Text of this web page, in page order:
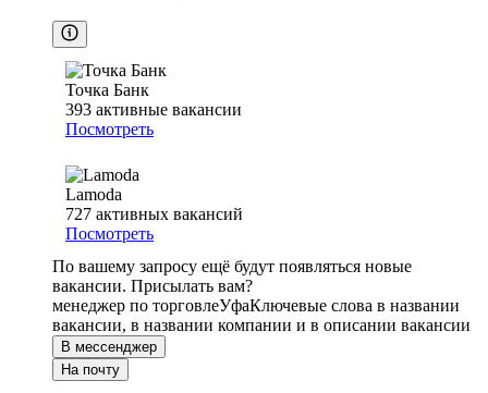
Точка Банк
393 активные вакансии
Посмотреть
Lamoda
727 активных вакансий
Посмотреть
По вашему запросу ещё будут появляться новые
вакансии. Присылать вам?
менеджер по торговлеУфаКлючевые слова в названии
вакансии, в названии компании и в описании вакансии
В мессенджер
На почту